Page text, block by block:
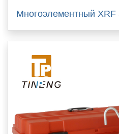
Многоэлементный XRF